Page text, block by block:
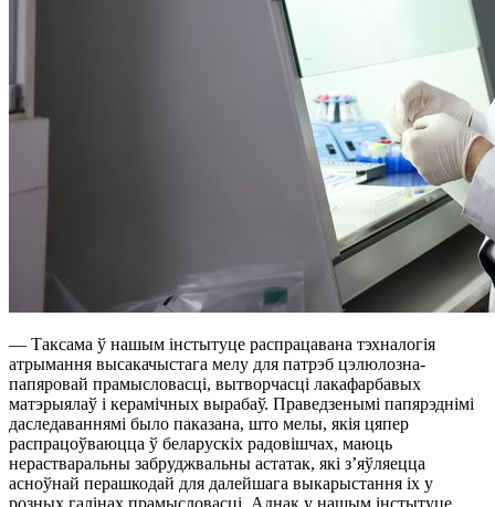
— Таксама ў нашым інстытуце распрацавана тэхналогія
атрымання высакачыстага мелу для патрэб цэлюлозна-
папяровай прамысловасці, вытворчасці лакафарбавых
матэрыялаў і керамічных вырабаў. Праведзенымі папярэднімі
даследаваннямі было паказана, што мелы, якія цяпер
распрацоўваюцца ў беларускіх радовішчах, маюць
нерастваральны забруджвальны астатак, які з’яўляецца
асноўнай перашкодай для далейшага выкарыстання іх у
розных галінах прамысловасці. Аднак у нашым інстытуце